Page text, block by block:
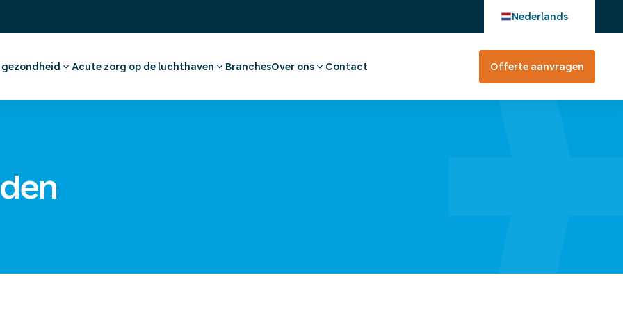
Nederlands
gezondheid
en vaccinaties
Acute zorg op de luchthaven
Eerste Hulp en huisartsenzorg
BranchesOver ons
Ons verhaal
Contact Offerte aanvragen